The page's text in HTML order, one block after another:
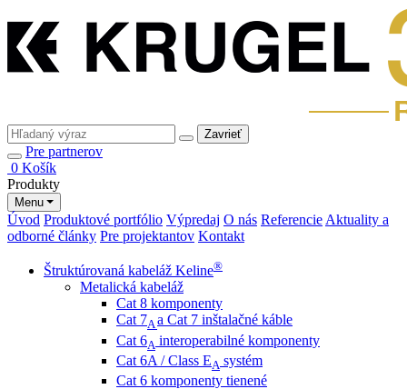
Zavrieť
Pre partnerov
0 Košík
Produkty
Menu
Úvod Produktové portfólio Výpredaj O nás Referencie Aktuality a
odborné články Pre projektantov Kontakt
Štruktúrovaná kabeláž Keline®
Metalická kabeláž
Cat 8 komponenty
Cat 7Aa Cat 7 inštalačné káble
Cat 6A interoperabilné komponenty
Cat 6A / Class EA systém
Cat 6 komponenty tienené